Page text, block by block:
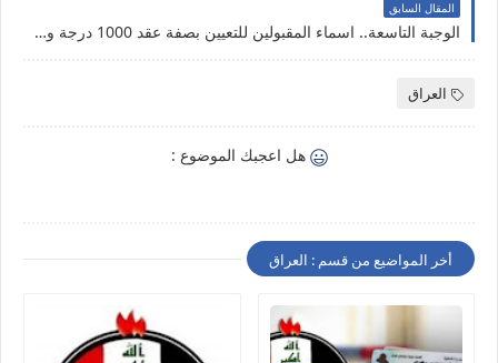
المقال السابق
الوجبة التاسعة.. اسماء المقبولين للتعيين بصفة عقد 1000 درجة وظيفية محافظة البصرة
العراق
هل اعجبك الموضوع :
أخر المواضيع من قسم : العراق